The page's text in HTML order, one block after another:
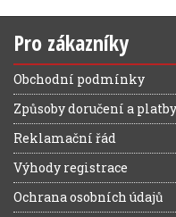
Pro zákazníky
Obchodní podmínky
Způsoby doručení a platby
Reklamační řád
Výhody registrace
Ochrana osobních údajů